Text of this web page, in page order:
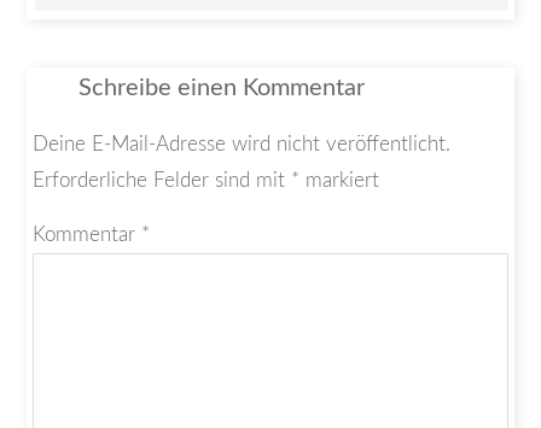
Schreibe einen Kommentar
Deine E-Mail-Adresse wird nicht veröffentlicht.
Erforderliche Felder sind mit * markiert
Kommentar *